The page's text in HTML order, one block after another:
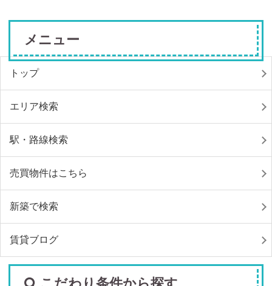
メニュー
トップ
エリア検索
駅・路線検索
売買物件はこちら
新築で検索
賃貸ブログ